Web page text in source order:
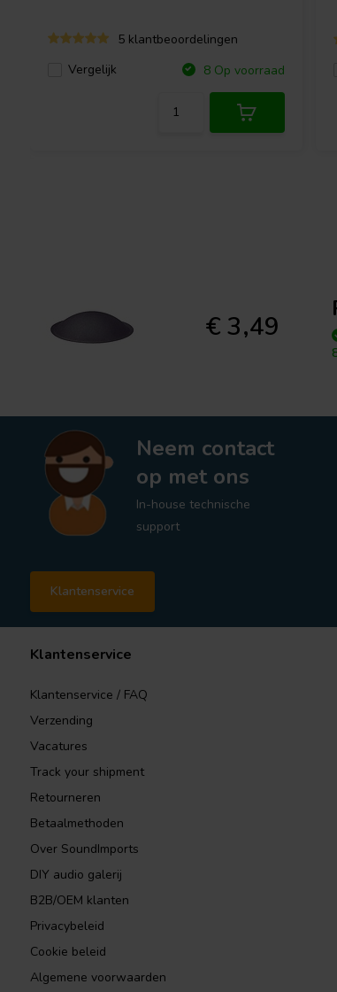
5 klantbeoordelingen
Vergelijk
8 Op voorraad
€ 3,49
Neem contact
op met ons
In-house technische
support
Klantenservice
Klantenservice
Klantenservice / FAQ
Verzending
Vacatures
Track your shipment
Retourneren
Betaalmethoden
Over SoundImports
DIY audio galerij
B2B/OEM klanten
Privacybeleid
Cookie beleid
Algemene voorwaarden